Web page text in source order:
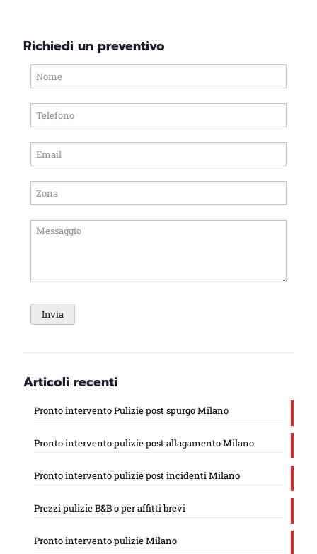
Richiedi un preventivo
Articoli recenti
Pronto intervento Pulizie post spurgo Milano
Pronto intervento pulizie post allagamento Milano
Pronto intervento pulizie post incidenti Milano
Prezzi pulizie B&B o per affitti brevi
Pronto intervento pulizie Milano